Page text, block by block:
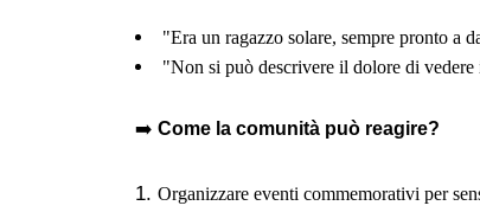
"Era un ragazzo solare, sempre pronto a
"Non si può descrivere il dolore di
➡️ Come la comunità può reagire?
Organizzare eventi commemorativi per